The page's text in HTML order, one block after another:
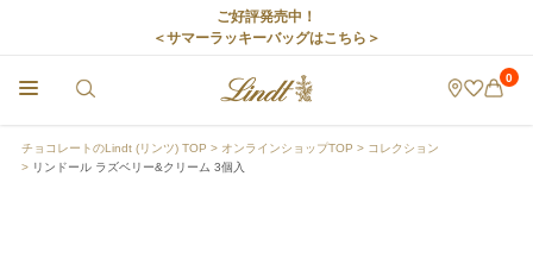
ご好評発売中！
＜サマーラッキーバッグはこちら＞
0
チョコレートのLindt (リンツ) TOP オンラインショップTOP
コレクション
リンドール ラズベリー&クリーム 3個入